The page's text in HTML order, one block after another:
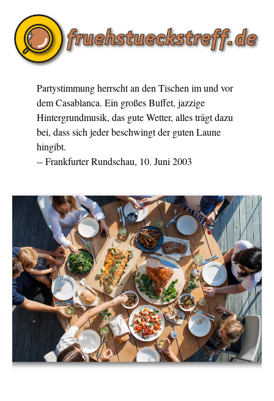
Partystimmung herrscht an den Tischen im und vor
dem Casablanca. Ein großes Buffet, jazzige
Hintergrundmusik, das gute Wetter, alles trägt dazu
bei, dass sich jeder beschwingt der guten Laune
hingibt.
-- Frankfurter Rundschau, 10. Juni 2003